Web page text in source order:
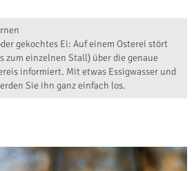
gekochtes Ei: Auf einem Osterei stört
zum einzelnen Stall) über die genaue
informiert. Mit etwas Essigwasser und
Sie ihn ganz einfach los.